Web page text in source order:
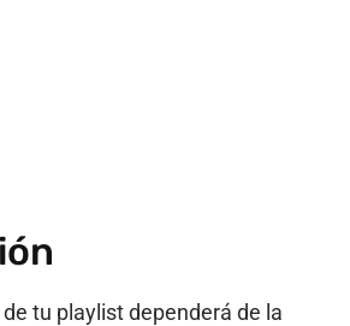
tu playlist dependerá de la